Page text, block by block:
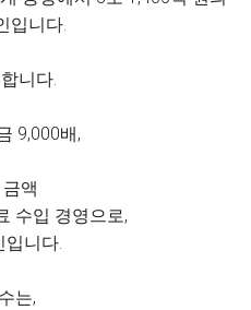
입니다.
니다.
9,000배,
액
수입 경영으로,
입니다.
는,